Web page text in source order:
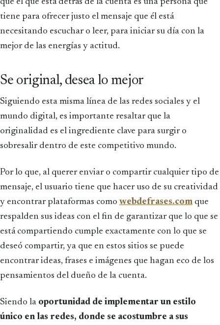
tiene para ofrecer justo el mensaje que él está
necesitando escuchar o leer, para iniciar su día con la
mejor de las energías y actitud.
Se original, desea lo mejor
Siguiendo esta misma línea de las redes sociales y el
mundo digital, es importante resaltar que la
originalidad es el ingrediente clave para surgir o
sobresalir dentro de este competitivo mundo.
Por lo que, al querer enviar o compartir cualquier tipo de
mensaje, el usuario tiene que hacer uso de su creatividad
y encontrar plataformas como webdefrases.com que
respalden sus ideas con el fin de garantizar que lo que se
está compartiendo cumple exactamente con lo que se
deseó compartir, ya que en estos sitios se puede
encontrar ideas, frases e imágenes que hagan eco de los
pensamientos del dueño de la cuenta.
Siendo la oportunidad de implementar un estilo
único en las redes, donde se acostumbre a sus